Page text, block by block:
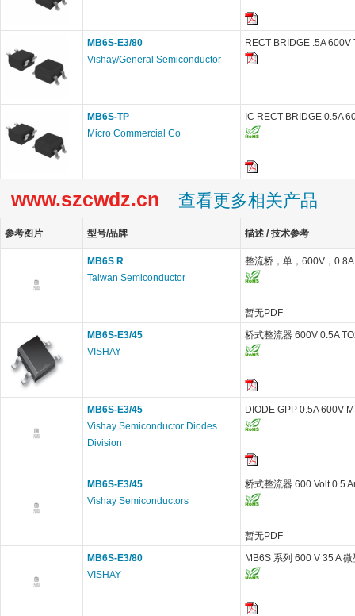
MB6S-E3/80
Vishay/General Semiconductor
RECT BRIDGE .5A 600V
MB6S-TP
Micro Commercial Co
IC RECT BRIDGE 0.5A
www.szcwdz.cn 查看更多相关产品
参考图片 型号/品牌 描述 / 技术参考
MB6S R
Taiwan Semiconductor
整流桥，单，600V，
暂无PDF
MB6S-E3/45
VISHAY
桥式整流器 600V 0.5A
MB6S-E3/45
Vishay Semiconductor Diodes
Division
DIODE GPP 0.5A 600V
MB6S-E3/45
Vishay Semiconductors
桥式整流器 600 Volt 0.5
暂无PDF
MB6S-E3/80
VISHAY
MB6S 系列 600 V 35 A